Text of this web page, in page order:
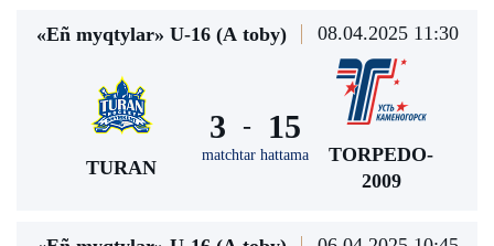
«Eñ myqtylar» U-16 (А toby) 08.04.2025 11:30
TURAN
3 -
matchtar hattama
15
TORPEDO-
2009